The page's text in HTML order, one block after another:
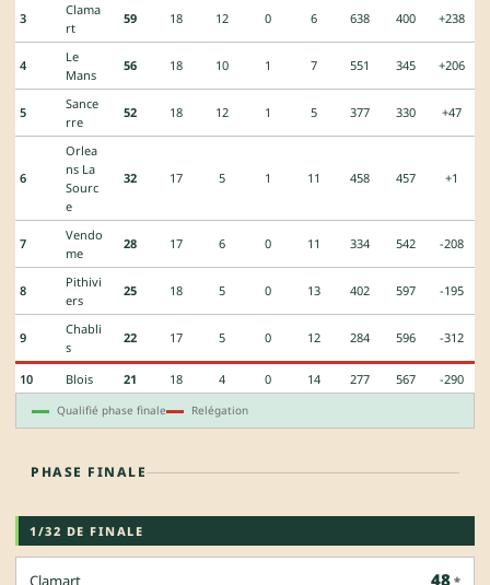
3
Clama
rt
59 18 12 0 6 638 400 +238
4
Le
Mans
56 18 10 1 7 551 345 +206
5
Sance
rre
52 18 12 1 5 377 330 +47
6
Orlea
ns La
Sourc
e
32 17 5 1 11 458 457 +1
7
Vendo
me
28 17 6 0 11 334 542 -208
8
Pithivi
ers
25 18 5 0 13 402 597 -195
9
Chabli
s
22 17 5 0 12 284 596 -312
10 Blois 21 18 4 0 14 277 567 -290
Qualifié phase finale Relégation
PHASE FINALE
1/32 DE FINALE
Clamart 48